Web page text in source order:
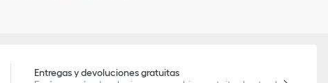
Entregas y devoluciones gratuitas